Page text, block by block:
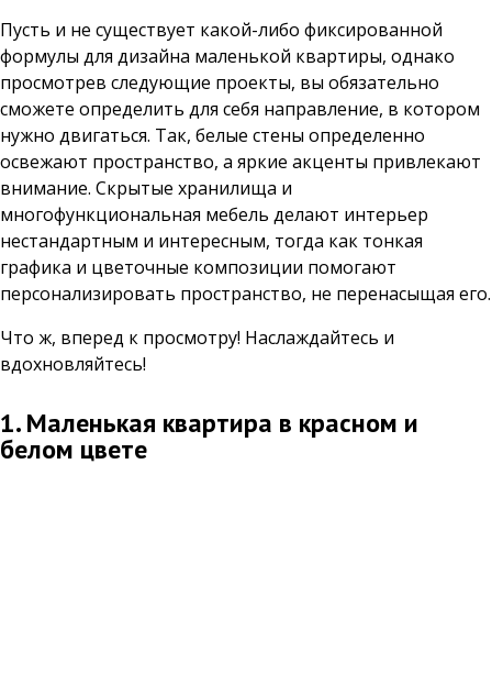
Пусть и не существует какой-либо фиксированной
формулы для дизайна маленькой квартиры, однако
просмотрев следующие проекты, вы обязательно
сможете определить для себя направление, в котором
нужно двигаться. Так, белые стены определенно
освежают пространство, а яркие акценты привлекают
внимание. Скрытые хранилища и
многофункциональная мебель делают интерьер
нестандартным и интересным, тогда как тонкая
графика и цветочные композиции помогают
персонализировать пространство, не перенасыщая его.
Что ж, вперед к просмотру! Наслаждайтесь и
вдохновляйтесь!
1. Маленькая квартира в красном и
белом цвете